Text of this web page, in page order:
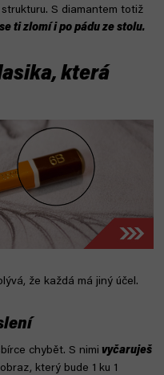
S diamantem totiž
ti zlomí i po pádu ze stolu.
která
že každá má jiný účel.
chybět. S nimi vyčaruješ
který bude 1 ku 1